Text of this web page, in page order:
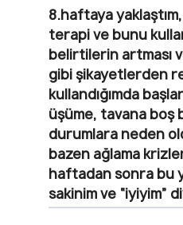
8.haftaya
terapi ve bunu
belirtilerin artması
gibi şikayetlerden
kullandığımda
üşüme, tavana boş
durumlara neden
bazen ağlama
haftadan sonra bu
sakinim ve “iyiyim”